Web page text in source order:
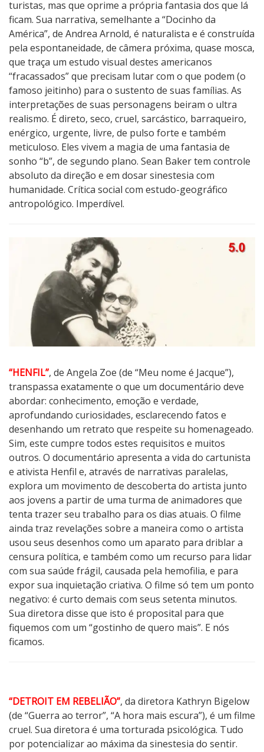
turistas, mas que oprime a própria fantasia dos que lá
ficam. Sua narrativa, semelhante a “Docinho da
América”, de Andrea Arnold, é naturalista e é construída
pela espontaneidade, de câmera próxima, quase mosca,
que traça um estudo visual destes americanos
“fracassados” que precisam lutar com o que podem (o
famoso jeitinho) para o sustento de suas famílias. As
interpretações de suas personagens beiram o ultra
realismo. É direto, seco, cruel, sarcástico, barraqueiro,
enérgico, urgente, livre, de pulso forte e também
meticuloso. Eles vivem a magia de uma fantasia de
sonho “b”, de segundo plano. Sean Baker tem controle
absoluto da direção e em dosar sinestesia com
humanidade. Crítica social com estudo-geográfico
antropológico. Imperdível.
“HENFIL”, de Angela Zoe (de “Meu nome é Jacque”),
transpassa exatamente o que um documentário deve
abordar: conhecimento, emoção e verdade,
aprofundando curiosidades, esclarecendo fatos e
desenhando um retrato que respeite su homenageado.
Sim, este cumpre todos estes requisitos e muitos
outros. O documentário apresenta a vida do cartunista
e ativista Henfil e, através de narrativas paralelas,
explora um movimento de descoberta do artista junto
aos jovens a partir de uma turma de animadores que
tenta trazer seu trabalho para os dias atuais. O filme
ainda traz revelações sobre a maneira como o artista
usou seus desenhos como um aparato para driblar a
censura política, e também como um recurso para lidar
com sua saúde frágil, causada pela hemofilia, e para
expor sua inquietação criativa.​ O filme só tem um ponto
negativo: é curto demais com seus setenta minutos.
Sua diretora disse que isto é proposital para que
fiquemos com um “gostinho de quero mais”. E nós
ficamos.
“DETROIT EM REBELIÃO”, da diretora Kathryn Bigelow
(de “Guerra ao terror”, “A hora mais escura”), é um filme
cruel. Sua diretora é uma torturada psicológica. Tudo
por potencializar ao máxima da sinestesia do sentir.